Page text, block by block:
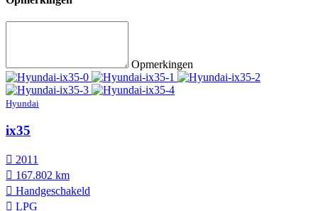
Opmerkingen
Hyundai
ix35
2011
167.802 km
Hand­geschakeld
LPG